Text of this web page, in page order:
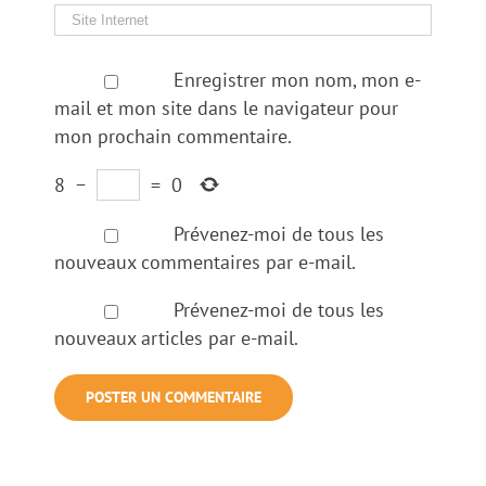
Enregistrer mon nom, mon e-
mail et mon site dans le navigateur pour
mon prochain commentaire.
8 − = 0
Prévenez-moi de tous les
nouveaux commentaires par e-mail.
Prévenez-moi de tous les
nouveaux articles par e-mail.